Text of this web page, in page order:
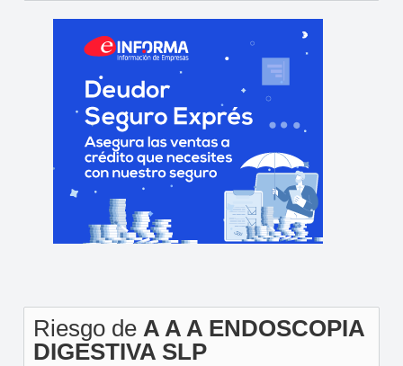
Riesgo de A A A ENDOSCOPIA
DIGESTIVA SLP